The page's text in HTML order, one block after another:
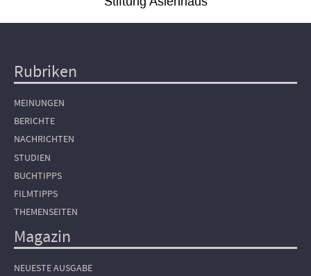
Hauptnavigation
Rubriken
MEINUNGEN
BERICHTE
NACHRICHTEN
STUDIEN
BUCHTIPPS
FILMTIPPS
THEMENSEITEN
Magazin
NEUESTE AUSGABE